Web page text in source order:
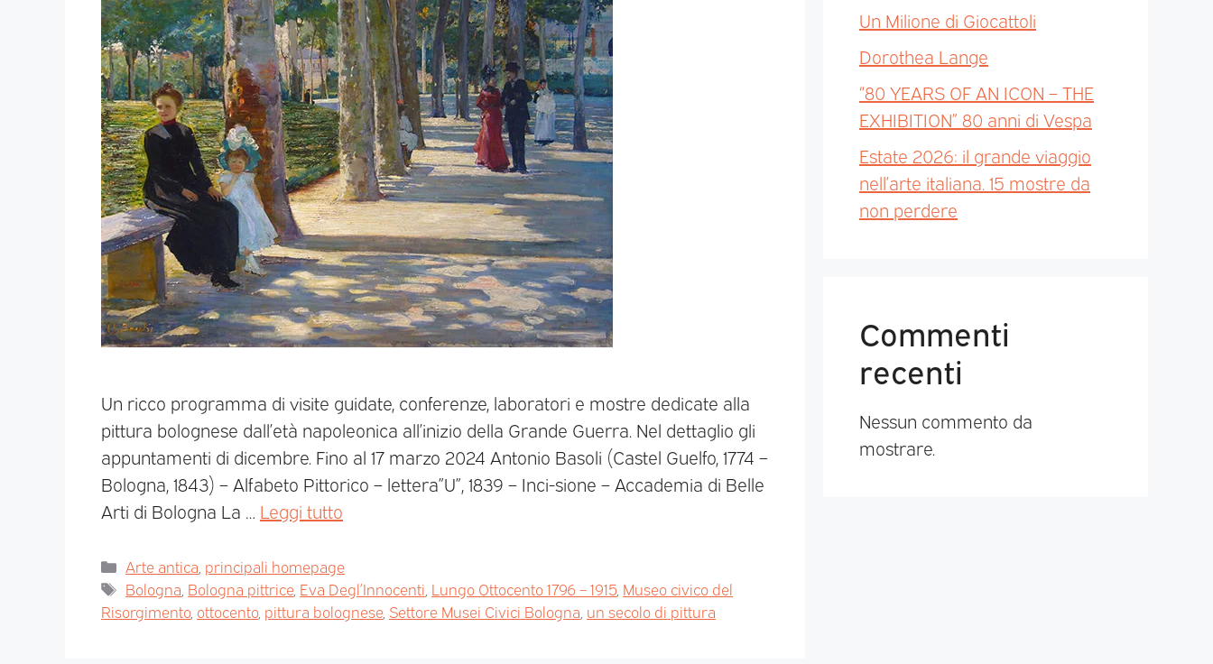
Un ricco programma di visite guidate, conferenze, laboratori e mostre dedicate alla
pittura bolognese dall’età napoleonica all’inizio della Grande Guerra. Nel dettaglio gli
appuntamenti di dicembre. Fino al 17 marzo 2024 Antonio Basoli (Castel Guelfo, 1774 –
Bologna, 1843) – Alfabeto Pittorico – lettera”U”, 1839 – Inci-sione – Accademia di Belle
Arti di Bologna La … Leggi tutto
Arte antica principali homepage
Bologna Bologna pittrice, Eva Degl’Innocenti Lungo Ottocento 1796 – 1915, Museo civico del
Risorgimento, ottocento, pittura bolognese, Settore Musei Civici Bologna un secolo di pittura
Un Milione di Giocattoli
Dorothea Lange
“80 YEARS OF AN ICON – THE
EXHIBITION” 80 anni di Vespa
Estate 2026: il grande viaggio
nell’arte italiana. 15 mostre da
non perdere
Commenti
recenti
Nessun commento da
mostrare.